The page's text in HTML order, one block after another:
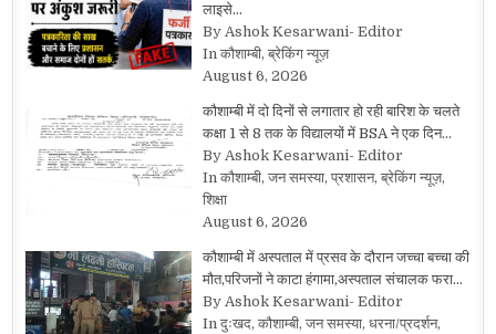
लाइसे…
By Ashok Kesarwani- Editor
In कौशाम्बी, ब्रेकिंग न्यूज़
August 6, 2026
कौशाम्बी में दो दिनों से लगातार हो रही बारिश के चलते
कक्षा 1 से 8 तक के विद्यालयों में BSA ने एक दिन…
By Ashok Kesarwani- Editor
In कौशाम्बी, जन समस्या, प्रशासन, ब्रेकिंग न्यूज़,
शिक्षा
August 6, 2026
कौशाम्बी में अस्पताल में प्रसव के दौरान जच्चा बच्चा की
मौत,परिजनों ने काटा हंगामा,अस्पताल संचालक फरा…
By Ashok Kesarwani- Editor
In दुःखद, कौशाम्बी, जन समस्या, धरना/प्रदर्शन,